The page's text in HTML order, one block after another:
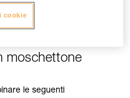
i rischi nel caso di
moschettone
le seguenti
cookie